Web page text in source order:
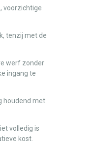
voorzichtige
tenzij met de
werf zonder
ingang te
houdend met
volledig is
kost.